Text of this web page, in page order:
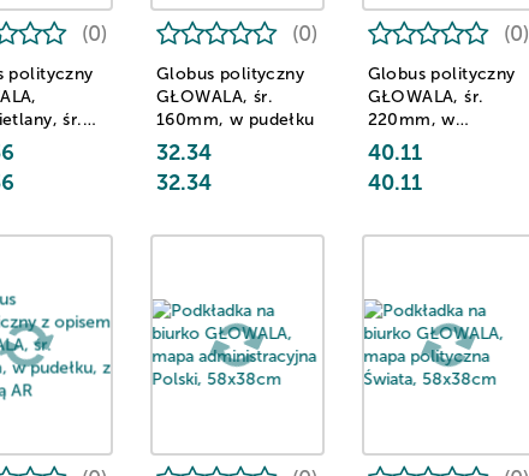
polityczny
śr.
w pudełku
(0)
Globus polityczny
GŁOWALA, śr.
160mm, w pudełku
(0)
32.34
32.34
Globus polityczny
GŁOWALA, śr.
220mm, w
pudełku, z aplikacją
AR
(0)
40.11
40.11